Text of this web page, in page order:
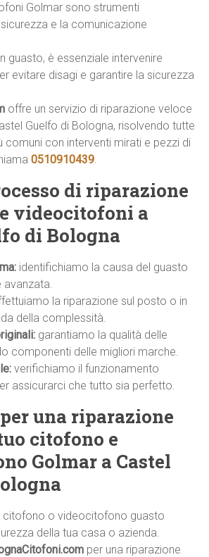
Golmar sono strumenti
e la comunicazione
guasto, è essenziale intervenire
evitare disagi e garantire la sicurezza
offre un servizio di riparazione veloce
Guelfo di Bologna, risolvendo tutte
comuni con interventi mirati e pezzi di
0510910439.
di riparazione
videocitofoni a
di Bologna
identifichiamo la causa del guasto
avanzata.
la riparazione sul posto o in
della complessità.
garantiamo la qualità delle
componenti delle migliori marche.
verifichiamo il funzionamento
assicurarci che tutto sia perfetto.
una riparazione
citofono e
Golmar a Castel
citofono o videocitofono guasto
della tua casa o azienda.
per una riparazione